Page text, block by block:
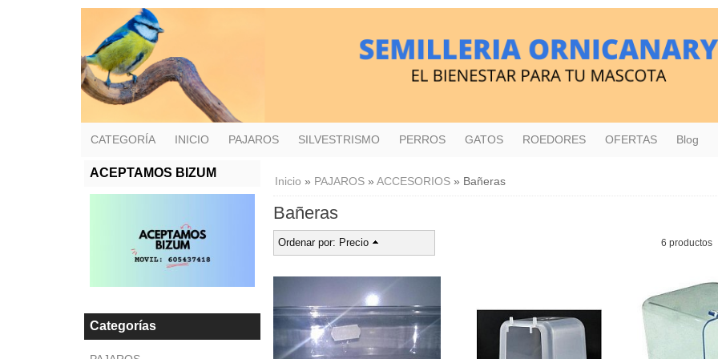
CATEGORÍA INICIO PAJAROS SILVESTRISMO PERROS GATOS ROEDORES OFERTAS Blog
ACEPTAMOS BIZUM
Categorías
Inicio » PAJAROS» ACCESORIOS» Bañeras
Bañeras
Ordenar por: Precio 6 productos